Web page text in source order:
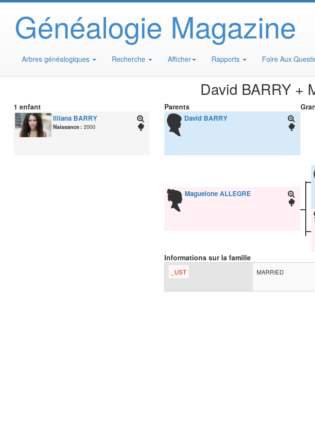
Généalogie Magazine
Arbres généalogiques Recherche Afficher Rapports Foire Aux
David BARRY +
1 enfant
Illiana BARRY
Naissance : 2000
Parents
David BARRY
Maguelone ALLEGRE
Informations sur la famille
_UST MARRIED